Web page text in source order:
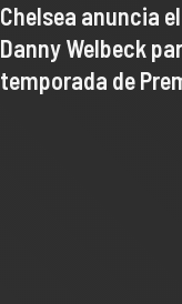
Chelsea anuncia
Danny Welbeck
temporada de